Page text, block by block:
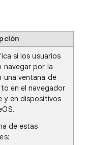
si los usuarios
navegar por la
una ventana de
en el navegador
y en dispositivos
de estas